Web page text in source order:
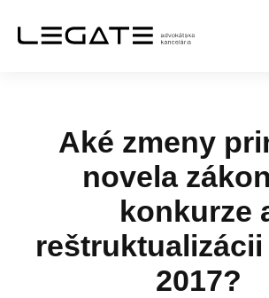
Aké zmeny
novela
konkurze
2017?